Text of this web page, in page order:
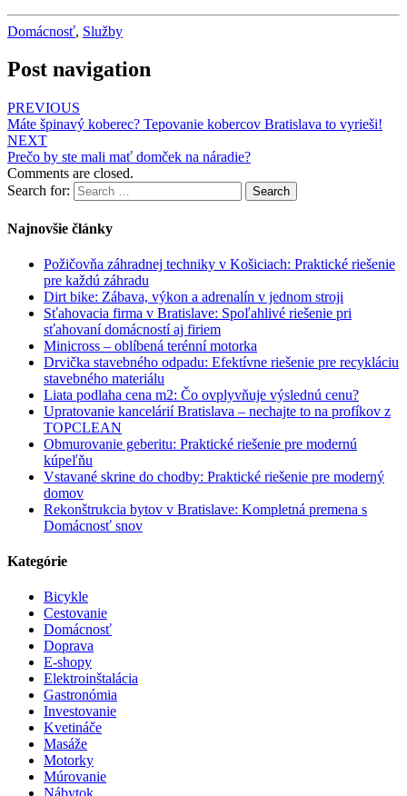
Domácnosť, Služby
Post navigation
PREVIOUS
Máte špinavý koberec? Tepovanie kobercov Bratislava to vyrieši!
NEXT
Prečo by ste mali mať domček na náradie?
Comments are closed.
Search for:
Search
Najnovšie články
Požičovňa záhradnej techniky v Košiciach: Praktické riešenie
pre každú záhradu
Dirt bike: Zábava, výkon a adrenalín v jednom stroji
Sťahovacia firma v Bratislave: Spoľahlivé riešenie pri
sťahovaní domácností aj firiem
Minicross – oblíbená terénní motorka
Drvička stavebného odpadu: Efektívne riešenie pre recykláciu
stavebného materiálu
Liata podlaha cena m2: Čo ovplyvňuje výslednú cenu?
Upratovanie kancelárií Bratislava – nechajte to na profíkov z
TOPCLEAN
Obmurovanie geberitu: Praktické riešenie pre modernú
kúpeľňu
Vstavané skrine do chodby: Praktické riešenie pre moderný
domov
Rekonštrukcia bytov v Bratislave: Kompletná premena s
Domácnosť snov
Kategórie
Bicykle
Cestovanie
Domácnosť
Doprava
E-shopy
Elektroinštalácia
Gastronómia
Investovanie
Kvetináče
Masáže
Motorky
Múrovanie